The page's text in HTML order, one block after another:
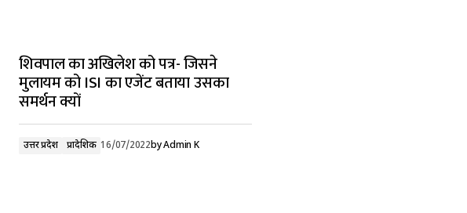
शिवपाल का अखिलेश को पत्र- जिसने
मुलायम को ISI का एजेंट बताया उसका
समर्थन क्यों
उत्तर प्रदेश प्रादेशिक 16/07/2022byAdmin K